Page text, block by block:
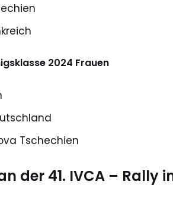
2024 Frauen
Tschechien
der 41. IVCA – Rally